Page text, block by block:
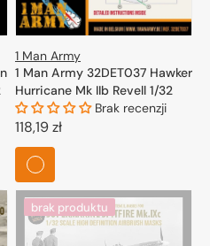
1 Man Army
1 Man Army 32DET037 Hawker
Hurricane Mk IIb Revell 1/32
Brak recenzji
Cena
regularna
118,19 zł
brak produktu